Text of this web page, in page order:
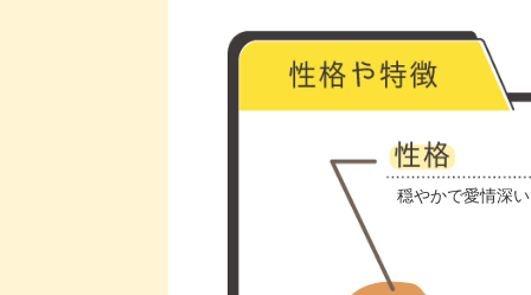
穏やかで愛情深い